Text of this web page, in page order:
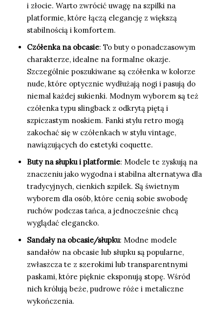
i złocie. Warto zwrócić uwagę na szpilki na
platformie, które łączą elegancję z większą
stabilnością i komfortem.
Czółenka na obcasie: To buty o ponadczasowym
charakterze, idealne na formalne okazje.
Szczególnie poszukiwane są czółenka w kolorze
nude, które optycznie wydłużają nogi i pasują do
niemal każdej sukienki. Modnym wyborem są też
czółenka typu slingback z odkrytą piętą i
szpiczastym noskiem. Fanki stylu retro mogą
zakochać się w czółenkach w stylu vintage,
nawiązujących do estetyki coquette.
Buty na słupku i platformie: Modele te zyskują na
znaczeniu jako wygodna i stabilna alternatywa dla
tradycyjnych, cienkich szpilek. Są świetnym
wyborem dla osób, które cenią sobie swobodę
ruchów podczas tańca, a jednocześnie chcą
wyglądać elegancko.
Sandały na obcasie/słupku: Modne modele
sandałów na obcasie lub słupku są popularne,
zwłaszcza te z szerokimi lub transparentnymi
paskami, które pięknie eksponują stopę. Wśród
nich królują beże, pudrowe róże i metaliczne
wykończenia.